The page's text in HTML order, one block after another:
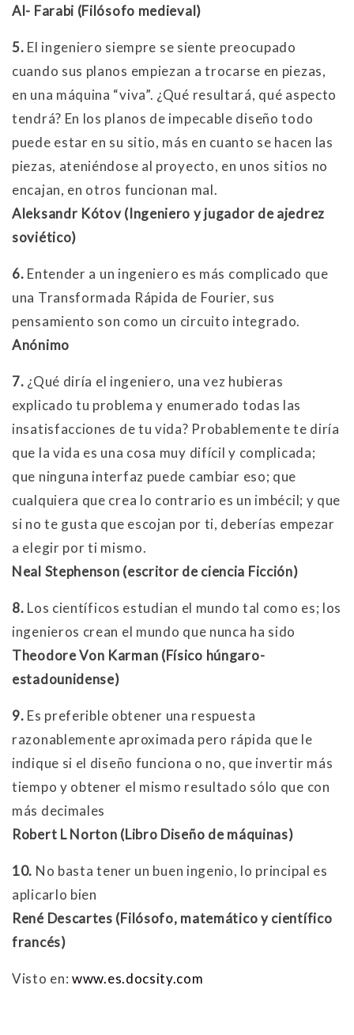
Al- Farabi (Filósofo medieval)
5. El ingeniero siempre se siente preocupado
cuando sus planos empiezan a trocarse en piezas,
en una máquina “viva”. ¿Qué resultará, qué aspecto
tendrá? En los planos de impecable diseño todo
puede estar en su sitio, más en cuanto se hacen las
piezas, ateniéndose al proyecto, en unos sitios no
encajan, en otros funcionan mal.
Aleksandr Kótov (Ingeniero y jugador de ajedrez
soviético)
6. Entender a un ingeniero es más complicado que
una Transformada Rápida de Fourier, sus
pensamiento son como un circuito integrado.
Anónimo
7. ¿Qué diría el ingeniero, una vez hubieras
explicado tu problema y enumerado todas las
insatisfacciones de tu vida? Probablemente te diría
que la vida es una cosa muy difícil y complicada;
que ninguna interfaz puede cambiar eso; que
cualquiera que crea lo contrario es un imbécil; y que
si no te gusta que escojan por ti, deberías empezar
a elegir por ti mismo.
Neal Stephenson (escritor de ciencia Ficción)
8. Los científicos estudian el mundo tal como es; los
ingenieros crean el mundo que nunca ha sido
Theodore Von Karman (Físico húngaro-
estadounidense)
9. Es preferible obtener una respuesta
razonablemente aproximada pero rápida que le
indique si el diseño funciona o no, que invertir más
tiempo y obtener el mismo resultado sólo que con
más decimales
Robert L Norton (Libro Diseño de máquinas)
10. No basta tener un buen ingenio, lo principal es
aplicarlo bien
René Descartes (Filósofo, matemático y científico
francés)
Visto en: www.es.docsity.com